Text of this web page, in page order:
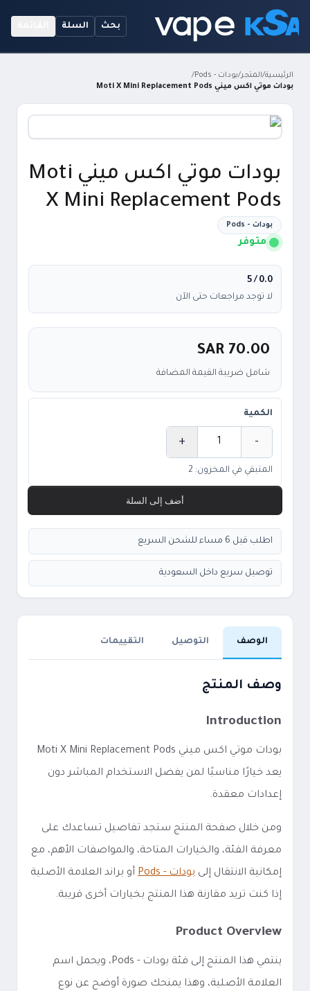
بحث السلة
الرئيسية/المتجر/بودات - Pods
/
بودات موتي اكس ميني Moti X Mini Replacement Pods
بودات موتي اكس ميني Moti
X Mini Replacement Pods
بودات - Pods
متوفر
0.0
/ 5
لا توجد مراجعات حتى الآن
SAR 70.00
شامل ضريبة القيمة المضافة
الكمية
-
+
المتبقي في المخزون: 2
أضف إلى السلة
اطلب قبل 6 مساء للشحن السريع
توصيل سريع داخل السعودية
الوصف التوصيل التقييمات
وصف المنتج
Introduction
بودات موتي اكس ميني Moti X Mini Replacement Pods
يعد خيارًا مناسبًا لمن يفضل الاستخدام المباشر دون
إعدادات معقدة.
ومن خلال صفحة المنتج ستجد تفاصيل تساعدك على
معرفة الفئة، والخيارات المتاحة، والمواصفات الأهم، مع
إمكانية الانتقال إلى بودات - Pods
أو براند العلامة الأصلية
إذا كنت تريد مقارنة هذا المنتج بخيارات أخرى قريبة.
Product Overview
ينتمي هذا المنتج إلى فئة بودات - Pods، ويحمل اسم
العلامة الأصلية، وهذا يمنحك صورة أوضح عن نوع